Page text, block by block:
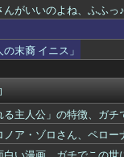
んがいいのよね、ふふ
末裔 イニス」
る主人公」の特徴、ガチ
ノア・ゾロさん、ペロ